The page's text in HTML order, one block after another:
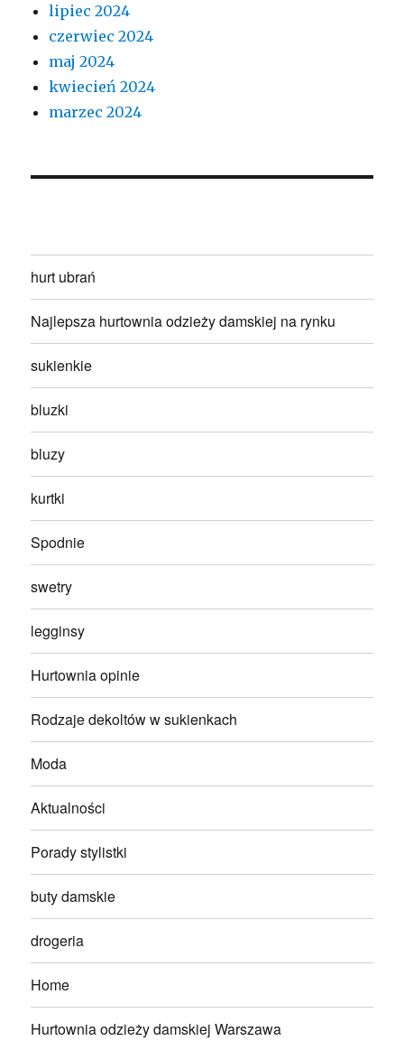
lipiec 2024
czerwiec 2024
maj 2024
kwiecień 2024
marzec 2024
hurt ubrań
Najlepsza hurtownia odzieży damskiej na rynku
sukienkie
bluzki
bluzy
kurtki
Spodnie
swetry
legginsy
Hurtownia opinie
Rodzaje dekoltów w sukienkach
Moda
Aktualności
Porady stylistki
buty damskie
drogeria
Home
Hurtownia odzieży damskiej Warszawa